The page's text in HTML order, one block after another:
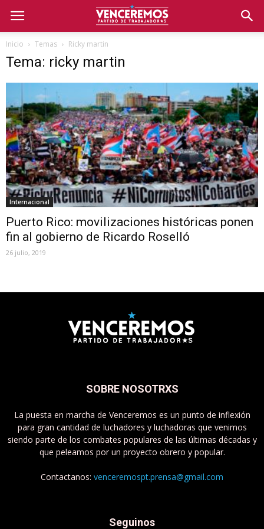
Inicio Temas Ricky martin
Tema: ricky martin
Internacional
Puerto Rico: movilizaciones históricas ponen
fin al gobierno de Ricardo Roselló
26 julio, 2019
SOBRE NOSOTRXS
La puesta en marcha de Venceremos es un punto de inflexión
para gran cantidad de luchadores y luchadoras que venimos
siendo parte de los combates populares de las últimas décadas y
que peleamos por un proyecto obrero y popular.
Contactanos: venceremospt.prensa@gmail.com
Seguinos